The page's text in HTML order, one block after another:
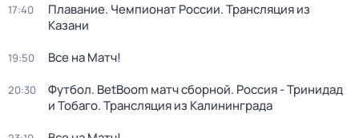
17:40
Плавание. Чемпионат России. Трансляция из
Казани
19:50 Все на Матч!
20:30
Футбол. BetBoom матч сборной. Россия - Тринидад
и Тобаго. Трансляция из Калининграда